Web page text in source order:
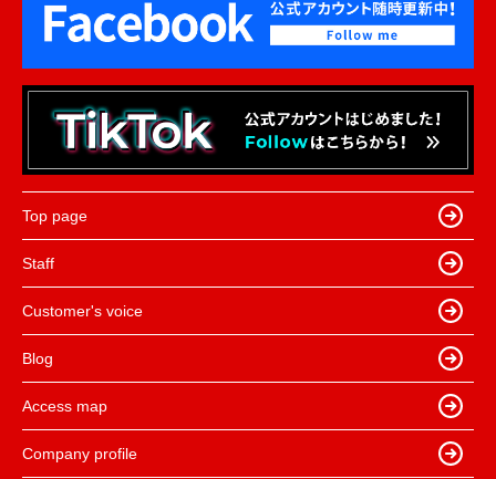
Top page
Staff
Customer's voice
Blog
Access map
Company profile